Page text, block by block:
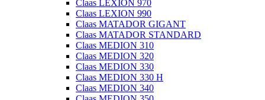
Claas LEXION 970
Claas LEXION 990
Claas MATADOR GIGANT
Claas MATADOR STANDARD
Claas MEDION 310
Claas MEDION 320
Claas MEDION 330
Claas MEDION 330 H
Claas MEDION 340